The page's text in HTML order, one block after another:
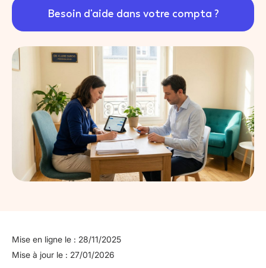
Besoin d'aide dans votre compta ?
Mise en ligne le : 28/11/2025
Mise à jour le : 27/01/2026